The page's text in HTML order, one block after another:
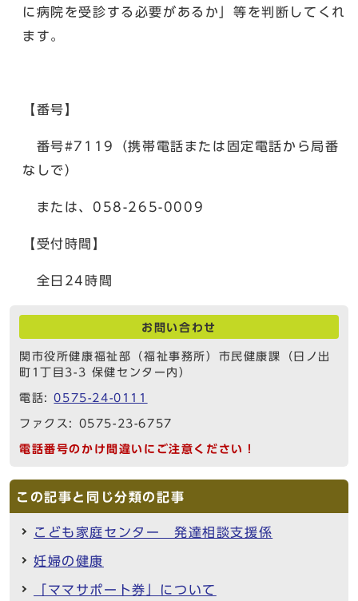
に病院を受診する必要があるか」等を判断してくれ
ます。
【番号】
番号#7119（携帯電話または固定電話から局番
なしで）
または、058-265-0009
【受付時間】
全日24時間
お問い合わせ
関市役所健康福祉部（福祉事務所）市民健康課（日ノ出
町1丁目3-3 保健センター内）
電話:0575-24-0111
ファクス: 0575-23-6757
電話番号のかけ間違いにご注意ください！
この記事と同じ分類の記事
こども家庭センター 発達相談支援係
妊婦の健康
「ママサポート券」について